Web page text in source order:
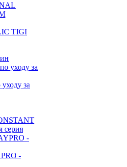
TIGI
за
серия
-